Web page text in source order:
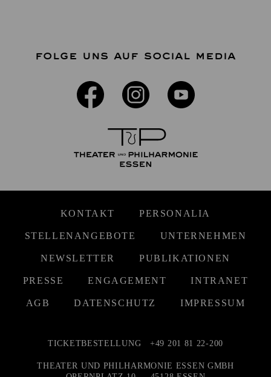
FOLGE UNS AUF SOCIAL MEDIA
KONTAKT PERSONALIA
STELLENANGEBOTE UNTERNEHMEN
NEWSLETTER PUBLIKATIONEN
PRESSE ENGAGEMENT INTRANET
AGB DATENSCHUTZ IMPRESSUM
TICKETBESTELLUNG +49 201 81 22-200
THEATER UND PHILHARMONIE ESSEN GMBH